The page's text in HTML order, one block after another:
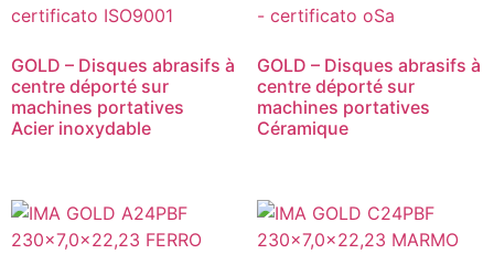
GOLD – Disques abrasifs à
centre déporté sur
machines portatives
Acier inoxydable
GOLD – Disques abrasifs à
centre déporté sur
machines portatives
Céramique